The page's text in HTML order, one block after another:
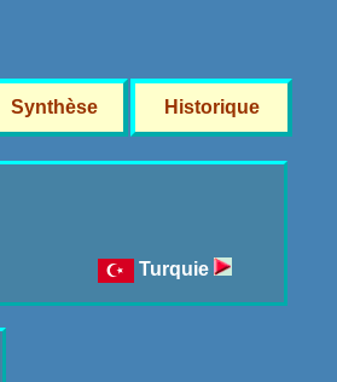
Synthèse Historique
Turquie